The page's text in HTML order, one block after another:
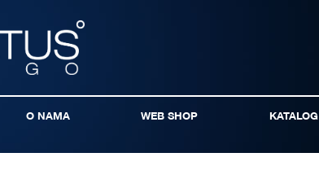
O NAMA WEB SHOP KATALOG